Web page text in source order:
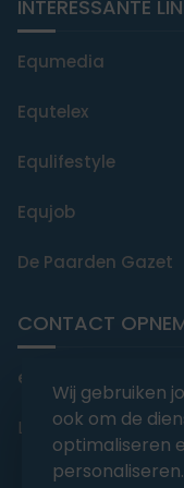
INTERESSANTE
Equmedia
Equtelex
Equlifestyle
Equjob
De Paarden Gazet
CONTACT
Langendamdreef
Wij gebruiken
ook om de
optimaliseren